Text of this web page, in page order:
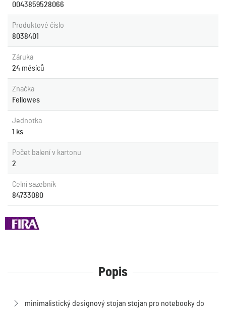
0043859528066
Produktové číslo
8038401
Záruka
24 měsíců
Značka
Fellowes
Jednotka
1 ks
Počet balení v kartonu
2
Celní sazebník
84733080
Popis
minimalistický designový stojan stojan pro notebooky do